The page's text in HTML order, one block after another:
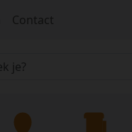
Contact